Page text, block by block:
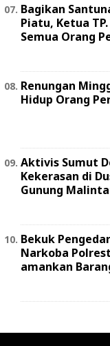
Bagikan
Piatu, Ketua
Semua Orang
Renungan
Hidup Orang
Aktivis Sumut
Kekerasan di
Gunung
Bekuk
Narkoba
amankan